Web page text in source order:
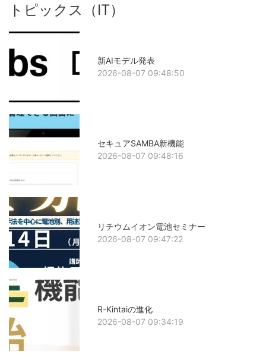
トピックス（IT）
新AIモデル発表
2026-08-07 09:48:50
セキュアSAMBA新機能
2026-08-07 09:48:16
リチウムイオン電池セミナー
2026-08-07 09:47:22
R-Kintaiの進化
2026-08-07 09:34:19